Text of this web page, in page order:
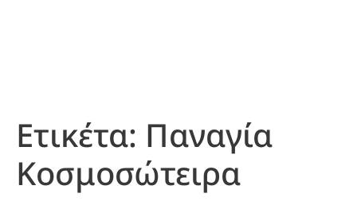
Ετικέτα: Παναγία
Κοσμοσώτειρα